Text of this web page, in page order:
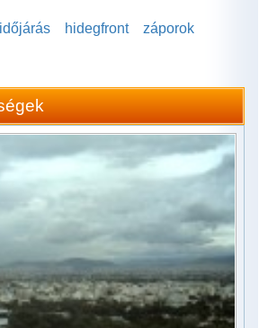
időjárás hidegfront
záporok